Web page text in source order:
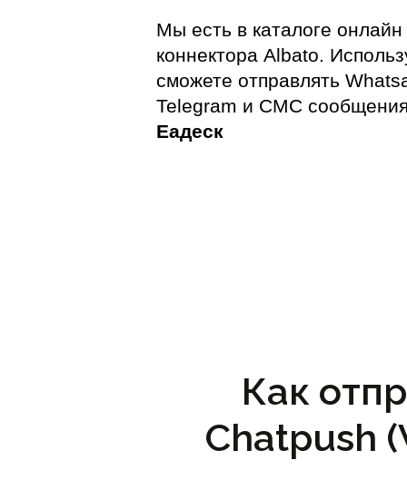
Мы есть в каталоге онлайн
коннектора Albato.
сможете отправлять
Telegram и СМС
Еадеск
Как
Chatpush